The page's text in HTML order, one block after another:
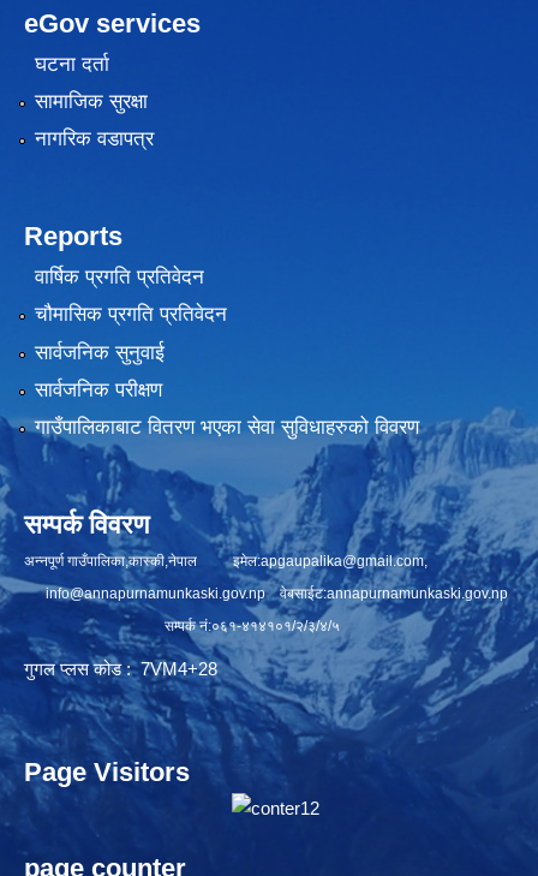
eGov services
घटना दर्ता
सामाजिक सुरक्षा
नागरिक वडापत्र
Reports
वार्षिक प्रगति प्रतिवेदन
चौमासिक प्रगति प्रतिवेदन
सार्वजनिक सुनुवाई
सार्वजनिक परीक्षण
गाउँपालिकाबाट वितरण भएका सेवा सुविधाहरुको विवरण
सम्पर्क विवरण
अन्नपूर्ण गाउँपालिका,कास्की,नेपाल इमेल:apgaupalika@gmail.com,
info@annapurnamunkaski.gov.npवेबसाईट:annapurnamunkaski.gov.np
सम्पर्क नं:०६१-४१४१०१/२/३/४/५
गुगल प्लस कोड : 7VM4+28
Page Visitors
page counter